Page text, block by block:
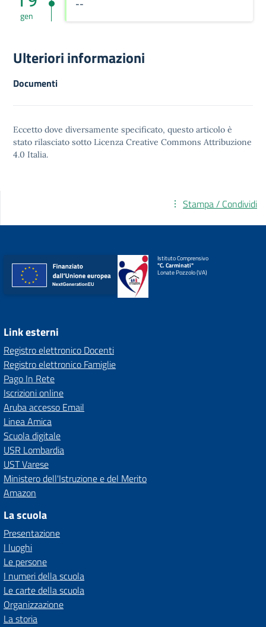
gen
--
Ulteriori informazioni
Documenti
Eccetto dove diversamente specificato, questo articolo è
stato rilasciato sotto Licenza Creative Commons Attribuzione
4.0 Italia.
Stampa / Condividi
Istituto Comprensivo
"C. Carminati"
Lonate Pozzolo (VA)
Link esterni
Registro elettronico Docenti
Registro elettronico Famiglie
Pago In Rete
Iscrizioni online
Aruba accesso Email
Linea Amica
Scuola digitale
USR Lombardia
UST Varese
Ministero dell'Istruzione e del Merito
Amazon
La scuola
Presentazione
I luoghi
Le persone
I numeri della scuola
Le carte della scuola
Organizzazione
La storia